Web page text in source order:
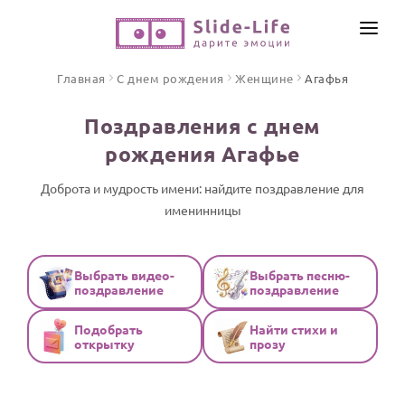
ПО ФОРМАТУ
Видео поздравления
Песни поздравления
Стихи и тексты
ПРАЗДНИКИ
С Днем рождения
ИНСТРУМЕНТЫ
ТЕКСТЫ И ИДЕИ
ОТЗЫВЫ
Главная С днем рождения Женщине Агафья
Поздравления с днем
рождения Агафье
Доброта и мудрость имени: найдите поздравление для
именинницы
Выбрать видео-
поздравление
Выбрать песню-
поздравление
Подобрать
открытку
Найти стихи и
прозу